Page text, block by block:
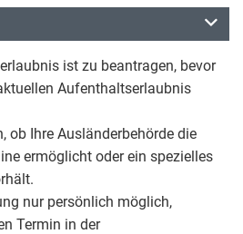
ist zu beantragen, bevor
Aufenthaltserlaubnis
ob Ihre Ausländerbehörde die
ermöglicht oder ein spezielles
nur persönlich möglich,
Termin in der